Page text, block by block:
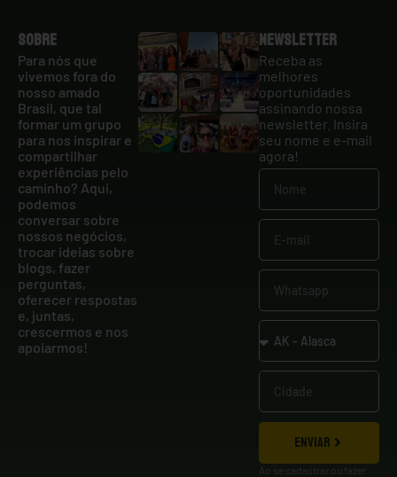
Sobre
Para nós que
vivemos fora do
nosso amado
Brasil, que tal
formar um grupo
para nos inspirar e
compartilhar
experiências pelo
caminho? Aqui,
podemos
conversar sobre
nossos negócios,
trocar ideias sobre
blogs, fazer
perguntas,
oferecer respostas
e, juntas,
crescermos e nos
apoiarmos!
Newsletter
Receba as
melhores
oportunidades
assinando nossa
newsletter. Insira
seu nome e e-mail
agora!
ENVIAR
Ao se cadastrar ou fazer